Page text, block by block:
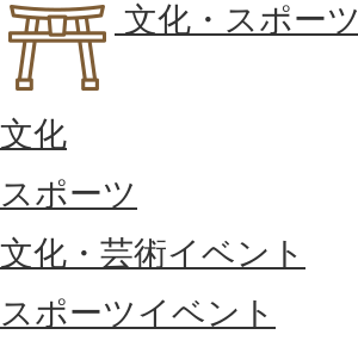
文化・スポーツ
文化
スポーツ
文化・芸術イベント
スポーツイベント